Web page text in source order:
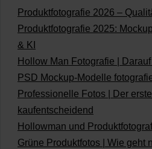
Produktfotografie 2026 –
Produktfotografie 2025:
& KI
Hollow Man Fotografie |
PSD Mockup-Modelle
Professionelle Fotos | Der
kaufentscheidend
Hollowman und
Grüne Produktfotos | Wie geht